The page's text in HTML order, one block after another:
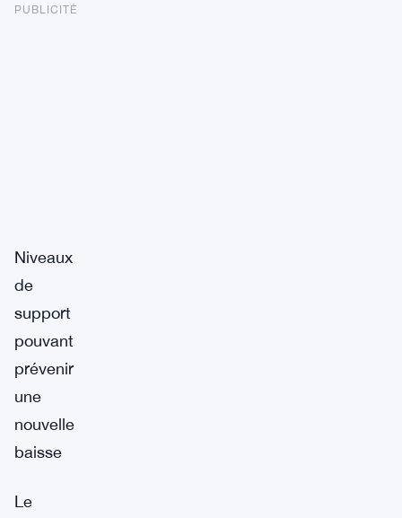
PUBLICITÉ
Niveaux
de
support
pouvant
prévenir
une
nouvelle
baisse
Le